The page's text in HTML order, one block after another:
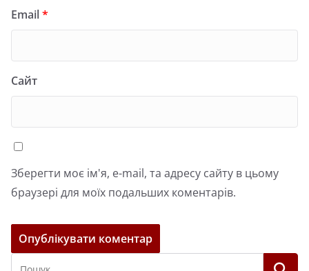
Email*
Сайт
Зберегти моє ім'я, e-mail, та адресу сайту в цьому
браузері для моїх подальших коментарів.